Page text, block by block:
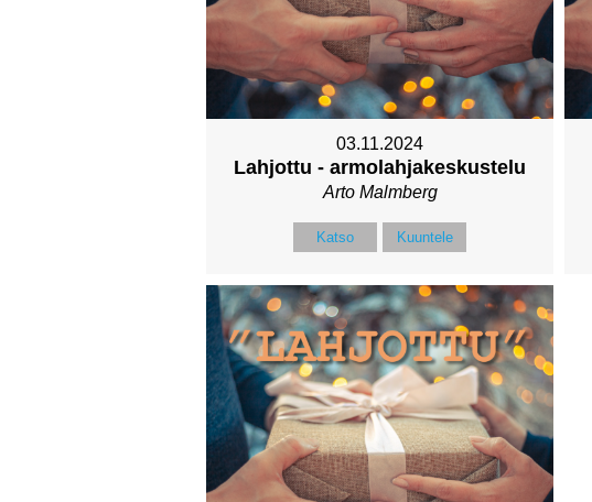
03.11.2024
Lahjottu - armolahjakeskustelu
Arto Malmberg
Katso Kuuntele